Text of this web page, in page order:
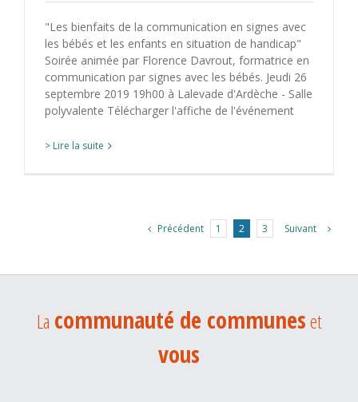
"Les bienfaits de la communication en signes avec
les bébés et les enfants en situation de handicap"
Soirée animée par Florence Davrout, formatrice en
communication par signes avec les bébés. Jeudi 26
septembre 2019 19h00 à Lalevade d'Ardèche - Salle
polyvalente Télécharger l'affiche de l'événement
> Lire la suite
Précédent 1 2 3 Suivant
La communauté de communeset
vous